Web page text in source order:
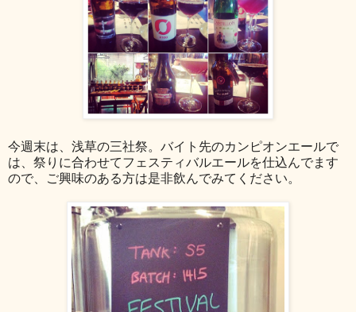
今週末は、浅草の三社祭。バイト先のカンピオンエールで
は、祭りに合わせてフェスティバルエールを仕込んでます
ので、ご興味のある方は是非飲んでみてください。